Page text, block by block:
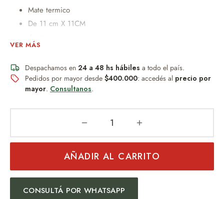
Mate termico
De 11 cm X 11CM
Estilo camionero
Altamente resistente.
Virola de acero
Durabilidad
Regalo empresarial
Uso personal
VER MÁS
Despachamos en 24 a 48 hs hábiles a todo el país.
Pedidos por mayor desde $400.000: accedés al precio por
mayor. Consultanos.
AÑADIR AL CARRITO
CONSULTÁ POR WHATSAPP